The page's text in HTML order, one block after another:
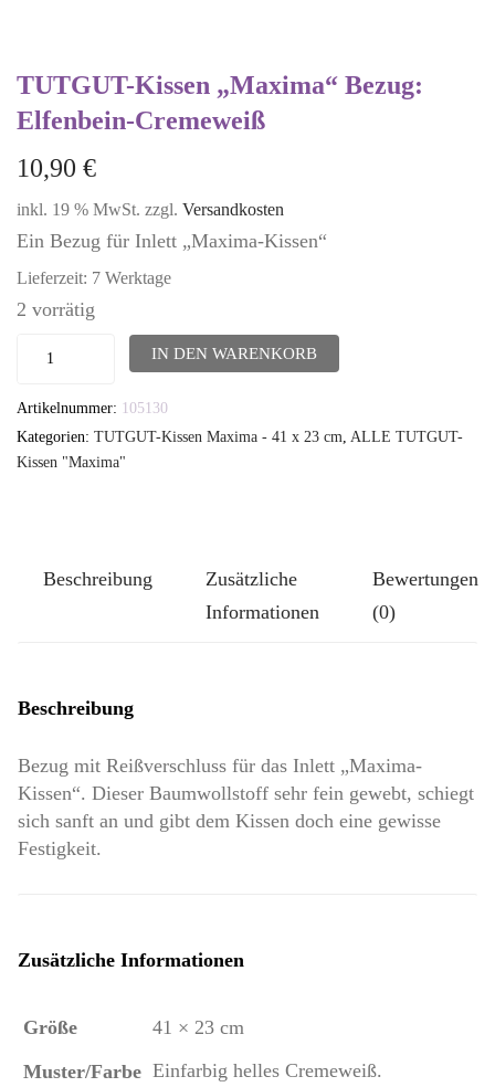
TUTGUT-Kissen „Maxima“ Bezug:
Elfenbein-Cremeweiß
10,90 €
inkl. 19 % MwSt. zzgl. Versandkosten
Ein Bezug für Inlett „Maxima-Kissen“
Lieferzeit: 7 Werktage
2 vorrätig
TUTGUT-
"Maxima"
Bezug:
IN DEN WARENKORB
Artikelnummer: 105130
Kategorien: TUTGUT-Kissen Maxima - 41 x 23 cm ALLE TUTGUT-
Kissen "Maxima"
Beschreibung
Zusätzliche
Informationen
Bewertungen
(0)
Beschreibung
Bezug mit Reißverschluss für das Inlett „Maxima-
Kissen“. Dieser Baumwollstoff sehr fein gewebt, schiegt
sich sanft an und gibt dem Kissen doch eine gewisse
Festigkeit.
Zusätzliche Informationen
Größe
41 × 23 cm
Muster/Farbe Einfarbig helles Cremeweiß.